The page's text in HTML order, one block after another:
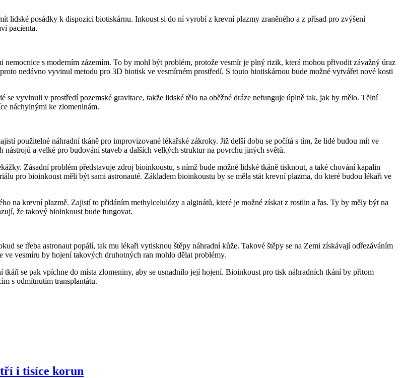
lidské posádky k dispozici biotiskárnu. Inkoust si do ní vyrobí z krevní plazmy zraněného a z přísad pro zvýšení
pacienta.
s moderním zázemím. To by mohl být problém, protože vesmír je plný rizik, která mohou přivodit závažný úraz
nedávno vyvinul metodu pro 3D biotisk ve vesmírném prostředí. S touto biotiskárnou bude možné vytvářet nové kosti
vyvinuli v prostředí pozemské gravitace, takže lidské tělo na oběžné dráze nefunguje úplně tak, jak by mělo. Tělní
náchylnými ke zlomeninám.
použitelné náhradní tkáně pro improvizované lékařské zákroky. Již delší dobu se počítá s tím, že lidé budou mít ve
a velké pro budování staveb a dalších velkých struktur na povrchu jiných světů.
Zásadní problém představuje zdroj bioinkoustu, s nímž bude možné lidské tkáně tisknout, a také chování kapalin
pro bioinkoust měli být sami astronauté. Základem bioinkoustu by se měla stát krevní plazma, do které budou lékaři ve
na krevní plazmě. Zajistí to přidáním methylcelulózy a alginátů, které je možné získat z rostlin a řas. Ty by měly být na
že takový bioinkoust bude fungovat.
se třeba astronaut popálí, tak mu lékaři vytisknou štěpy náhradní kůže. Takové štěpy se na Zemi získávají odřezáváním
vesmíru by hojení takových druhotných ran mohlo dělat problémy.
se pak vpíchne do místa zlomeniny, aby se usnadnilo její hojení. Bioinkoust pro tisk náhradních tkání by přitom
s odmítnutím transplantátu.
i tisíce korun